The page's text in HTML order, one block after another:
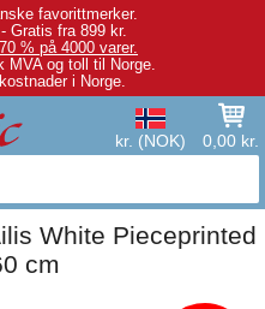
favorittmerker.
Gratis fra 899 kr.
% på 4000 varer.
MVA og toll til Norge.
i Norge.
kr. (NOK) 0,00 kr.
White Pieceprinted
cm